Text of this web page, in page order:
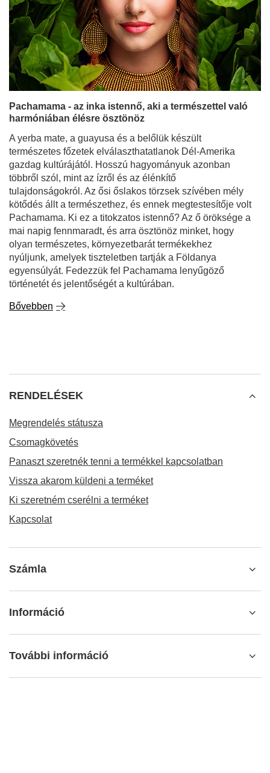
Pachamama - az inka istennő, aki a természettel való
harmóniában élésre ösztönöz
A yerba mate, a guayusa és a belőlük készült
természetes főzetek elválaszthatatlanok Dél-Amerika
gazdag kultúrájától. Hosszú hagyományuk azonban
többről szól, mint az ízről és az élénkítő
tulajdonságokról. Az ősi őslakos törzsek szívében mély
kötődés állt a természethez, és ennek megtestesítője volt
Pachamama. Ki ez a titokzatos istennő? Az ő öröksége a
mai napig fennmaradt, és arra ösztönöz minket, hogy
olyan természetes, környezetbarát termékekhez
nyúljunk, amelyek tiszteletben tartják a Földanya
egyensúlyát. Fedezzük fel Pachamama lenyűgöző
történetét és jelentőségét a kultúrában.
Bővebben
RENDELÉSEK
Megrendelés státusza
Csomagkövetés
Panaszt szeretnék tenni a termékkel kapcsolatban
Vissza akarom küldeni a terméket
Ki szeretném cserélni a terméket
Kapcsolat
Számla
Információ
További információ